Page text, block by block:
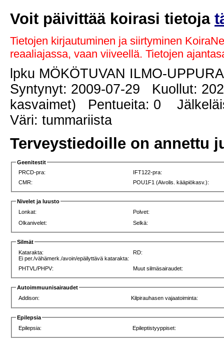
Voit päivittää koirasi tietoja
Tietojen kirjautuminen ja siirtyminen
reaaliajassa, vaan viiveellä. Tietojen
lpku MÖKÖTUVAN ILMO-
Syntynyt: 2009-07-29 Kuollut:
kasvaimet) Pentueita: 0
Väri: tummariista
Terveystiedoille on annettu
Geenitestit
PRCD-pra:
IFT122-pra:
CMR:
POU1F1 (Aivolis. kääpiökasv.):
Nivelet ja luusto
Lonkat:
Polvet:
Olkanivelet:
Selkä:
Silmät
Katarakta:
Ei per./vähämerk./avoin/epäilyttävä katarakta:
RD:
PHTVL/PHPV: Muut silmäsairaudet:
Autoimmuunisairaudet
Addison:
Kilpirauhasen vajaatoiminta:
Epilepsia
Epilepsia:
Epileptistyyppiset: